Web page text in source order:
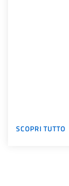
SCOPRI TUTTO